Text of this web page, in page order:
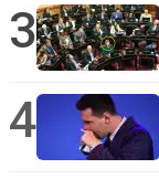
3
4